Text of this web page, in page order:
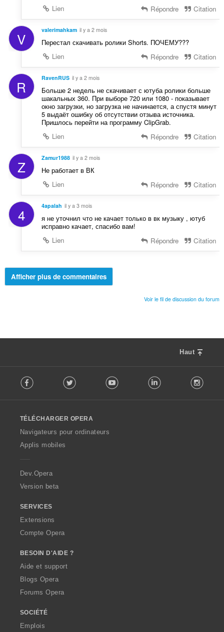
Lien
Répondre Citation
V valerimahkam il y a 2 mois
Перестал скачивать ролики Shorts. ПОЧЕМУ???
Lien
Répondre Citation
R RavenRUS il y a 2 mois
Больше 2 недель не скачивает с ютуба ролики больше
шакальных 360. При выборе 720 или 1080 - показывает
окно загрузки, но загрузка не начинается, а спустя минут
5 выдаёт ошибку об отсутствии отзыва источника.
Пришлось перейти на программу ClipGrab.
Lien
Répondre Citation
Z Zamur1988 il y a 2 mois
Не работает в ВК
Lien
Répondre Citation
4 4apalah il y a 3 mois
я не уточнил что не качает только в вк музыку , ютуб
исправно качает, спасибо вам!
Lien
Répondre Citation
Afficher plus de commentaires
Voir le fil de discussion du forum
Haut
o
w
O
p
a
Facebook Twitter Youtube LinkedIn
TÉLÉCHARGER OPERA
Navigateurs pour ordinateurs
Applis mobiles
Dev.Opera
Version beta
SERVICES
Extensions
Compte Opera
BESOIN D'AIDE ?
Aide et support
Blogs Opera
Forums Opera
SOCIÉTÉ
Emplois